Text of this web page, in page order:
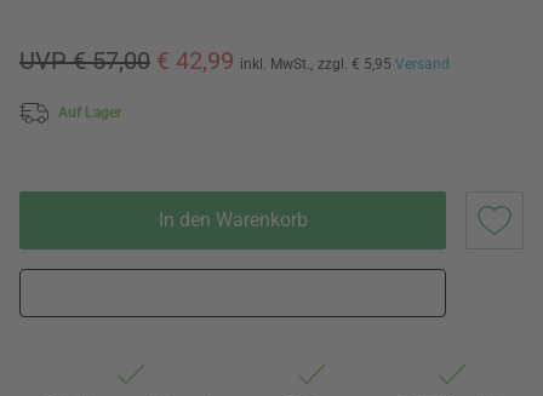
UVP € 57,00 € 42,99 inkl. MwSt., zzgl. € 5,95 Versand
Auf Lager
In den Warenkorb